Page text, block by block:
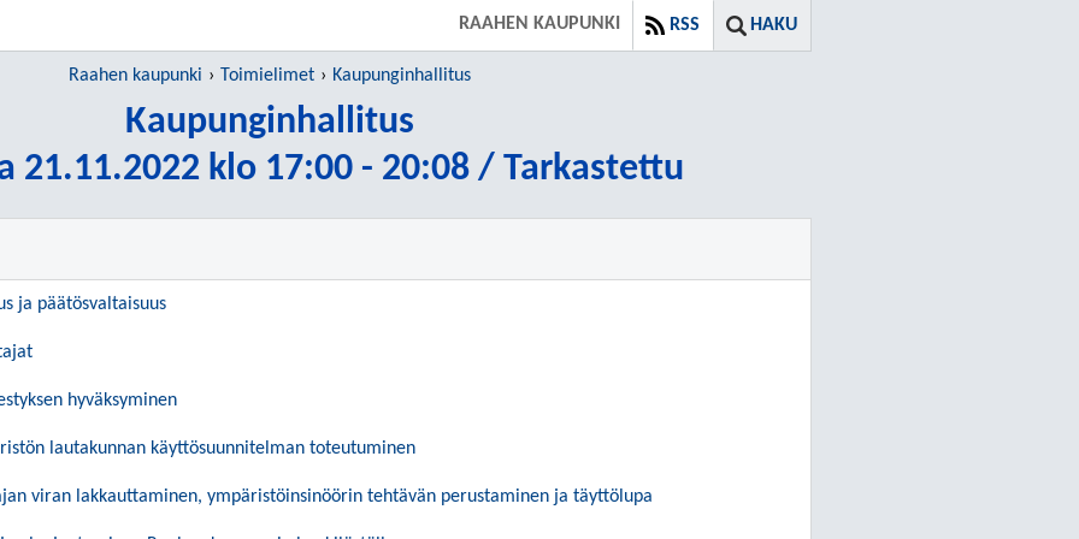
HAKU
RSS
RAAHEN KAUPUNKI
Raahen kaupunki Toimielimet Kaupunginhallitus
Kaupunginhallitus
21.11.2022 klo 17:00 - 20:08 / Tarkastettu
ja päätösvaltaisuus
hyväksyminen
lautakunnan käyttösuunnitelman toteutuminen
viran lakkauttaminen, ympäristöinsinöörin tehtävän perustaminen ja täyttölupa